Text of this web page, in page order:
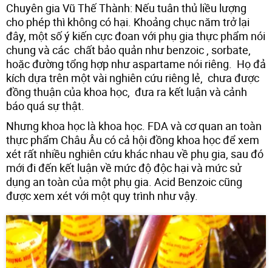
Chuyên gia Vũ Thế Thành: Nếu tuân thủ liều lượng
cho phép thì không có hại. Khoảng chục năm trở lại
đây, một số ý kiến cực đoan với phụ gia thực phẩm nói
chung và các chất bảo quản như benzoic , sorbate,
hoặc đường tổng hợp như aspartame nói riêng. Họ đả
kích dựa trên một vài nghiên cứu riêng lẻ, chưa được
đồng thuận của khoa học, đưa ra kết luận và cảnh
báo quá sự thật.
Nhưng khoa học là khoa học. FDA và cơ quan an toàn
thực phẩm Châu Âu có cả hội đồng khoa học để xem
xét rất nhiều nghiên cứu khác nhau về phụ gia, sau đó
mới đi đến kết luận về mức độ độc hại và mức sử
dụng an toàn của một phụ gia. Acid Benzoic cũng
được xem xét với một quy trình như vậy.